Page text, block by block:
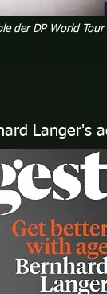
der DP World Tour
Langer's